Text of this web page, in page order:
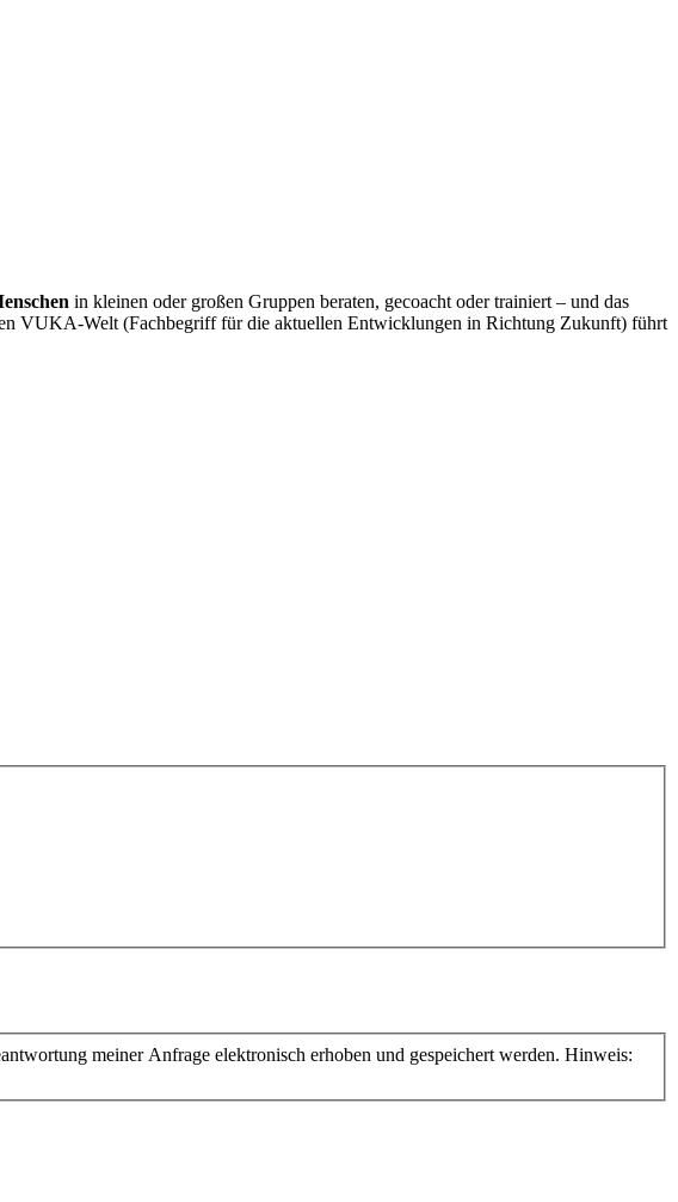
in kleinen oder großen Gruppen beraten, gecoacht oder trainiert – und das
VUKA-Welt (Fachbegriff für die aktuellen Entwicklungen in Richtung Zukunft) führt
meiner Anfrage elektronisch erhoben und gespeichert werden. Hinweis: